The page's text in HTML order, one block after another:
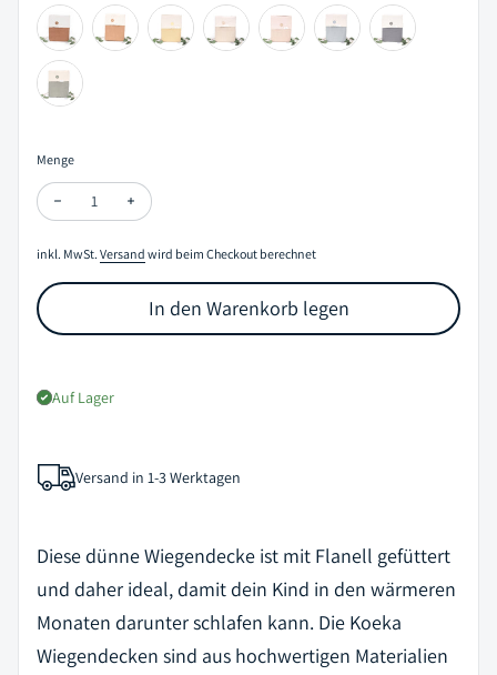
Menge
Menge verringern für Babydecke „Flanell - Antwerp - wave/
Menge erhöhen für Babydecke „Flanell - Antwerp -
inkl. MwSt. Versand wird beim Checkout berechnet
In den Warenkorb legen
Auf Lager
Versand in 1-3 Werktagen
Diese dünne Wiegendecke ist mit Flanell gefüttert
und daher ideal, damit dein Kind in den wärmeren
Monaten darunter schlafen kann. Die Koeka
Wiegendecken sind aus hochwertigen Materialien